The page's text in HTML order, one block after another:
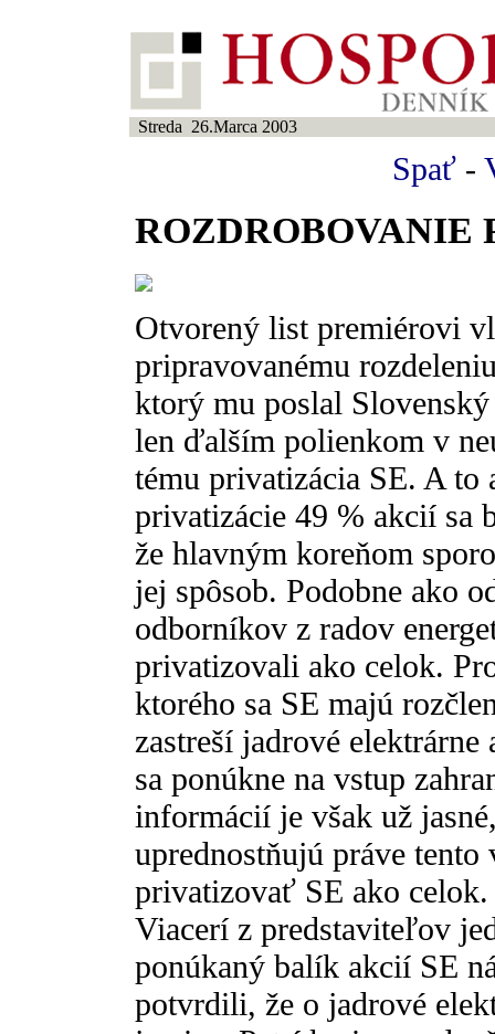
Streda 26.Marca 2003
Spať -
ROZDROBOVANIE
Otvorený list premiérovi
pripravovanému
ktorý mu poslal
len ďalším polienkom v
tému privatizácia SE. A to
privatizácie 49 % akcií sa
že hlavným koreňom
jej spôsob. Podobne ako
odborníkov z radov
privatizovali ako celok.
ktorého sa SE majú
zastreší jadrové elektrárne
sa ponúkne na vstup
informácií je však už
uprednostňujú práve
privatizovať SE ako celok.
Viacerí z predstaviteľov
ponúkaný balík akcií SE
potvrdili, že o jadrové